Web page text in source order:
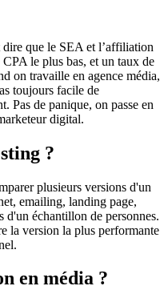
que le SEA et l’affiliation
le plus bas, et un taux de
on travaille en agence média,
toujours facile de
Pas de panique, on passe en
digital.
?
plusieurs versions d'un
emailing, landing page,
d'un échantillon de personnes.
la version la plus performante
en média ?